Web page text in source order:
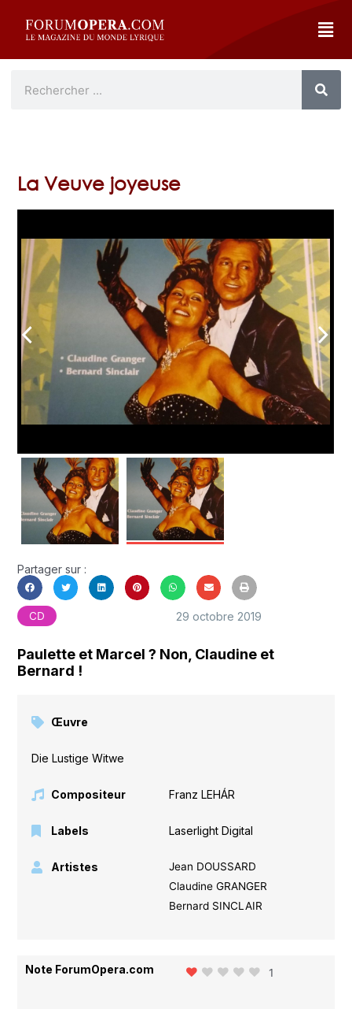
La Veuve joyeuse
arrow_back_ios arrow_forward_ios
Partager sur :
CD 29 octobre 2019
Paulette et Marcel ? Non, Claudine et
Bernard !
Œuvre
Die Lustige Witwe
Compositeur Franz LEHÁR
Labels Laserlight Digital
Artistes
Jean DOUSSARD
Claudine GRANGER
Bernard SINCLAIR
Note ForumOpera.com 1